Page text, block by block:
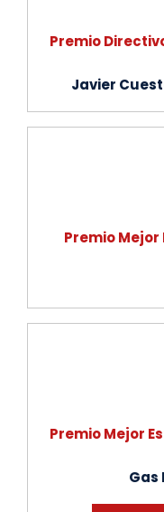
Premio
Javier
Premio
Premio Mejor
Gas